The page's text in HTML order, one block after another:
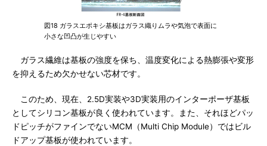
図18 ガラスエポキシ基板はガラス織りムラや気泡で表面に
小さな凹凸が生じやすい
ガラス繊維は基板の強度を保ち、温度変化による熱膨張や変形
を抑えるため欠かせない芯材です。
このため、現在、2.5D実装や3D実装用のインターポーザ基板
としてシリコン基板が良く使われています。また、それほどパッ
ドピッチがファインでないMCM（Multi Chip Module）ではビル
ドアップ基板が使われています。